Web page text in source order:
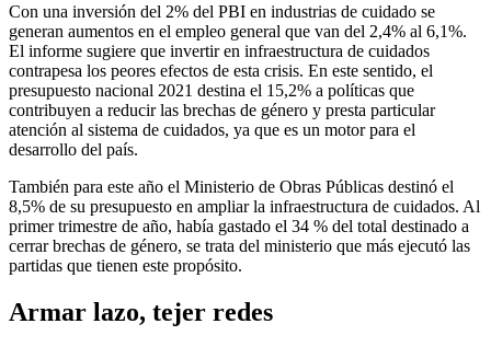
Con una inversión del 2% del PBI en industrias de cuidado se
generan aumentos en el empleo general que van del 2,4% al 6,1%.
El informe sugiere que invertir en infraestructura de cuidados
contrapesa los peores efectos de esta crisis. En este sentido, el
presupuesto nacional 2021 destina el 15,2% a políticas que
contribuyen a reducir las brechas de género y presta particular
atención al sistema de cuidados, ya que es un motor para el
desarrollo del país.
También para este año el Ministerio de Obras Públicas destinó el
8,5% de su presupuesto en ampliar la infraestructura de cuidados. Al
primer trimestre de año, había gastado el 34 % del total destinado a
cerrar brechas de género, se trata del ministerio que más ejecutó las
partidas que tienen este propósito.
Armar lazo, tejer redes